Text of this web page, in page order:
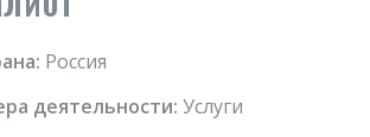
Россия
деятельности: Услуги